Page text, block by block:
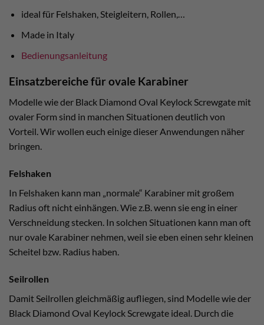
ideal für Felshaken, Steigleitern, Rollen,…
Made in Italy
Bedienungsanleitung
Einsatzbereiche für ovale Karabiner
Modelle wie der Black Diamond Oval Keylock Screwgate mit
ovaler Form sind in manchen Situationen deutlich von
Vorteil. Wir wollen euch einige dieser Anwendungen näher
bringen.
Felshaken
In Felshaken kann man „normale“ Karabiner mit großem
Radius oft nicht einhängen. Wie z.B. wenn sie eng in einer
Verschneidung stecken. In solchen Situationen kann man oft
nur ovale Karabiner nehmen, weil sie eben einen sehr kleinen
Scheitel bzw. Radius haben.
Seilrollen
Damit Seilrollen gleichmäßig aufliegen, sind Modelle wie der
Black Diamond Oval Keylock Screwgate ideal. Durch die